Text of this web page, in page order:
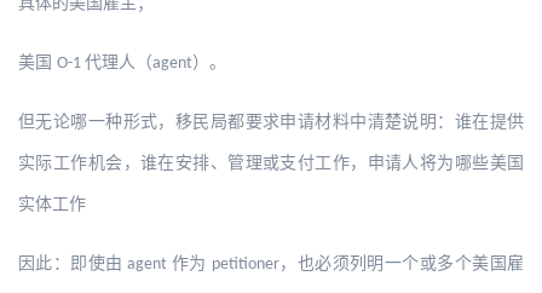
美国 O-1 代理人（agent）。
但无论哪一种形式，移民局都要求申请材料中清楚说明：谁在提供
实际工作机会，谁在安排、管理或支付工作，申请人将为哪些美国
实体工作
因此：即使由 agent 作为 petitioner，也必须列明一个或多个美国雇